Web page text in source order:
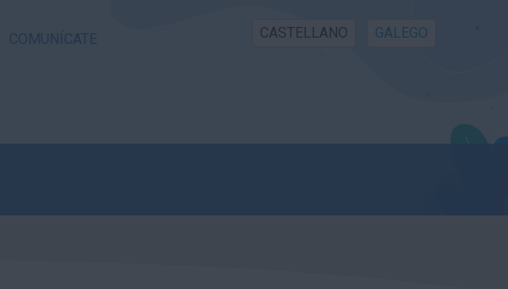
COMUNÍCATE CASTELLANO GALEGO